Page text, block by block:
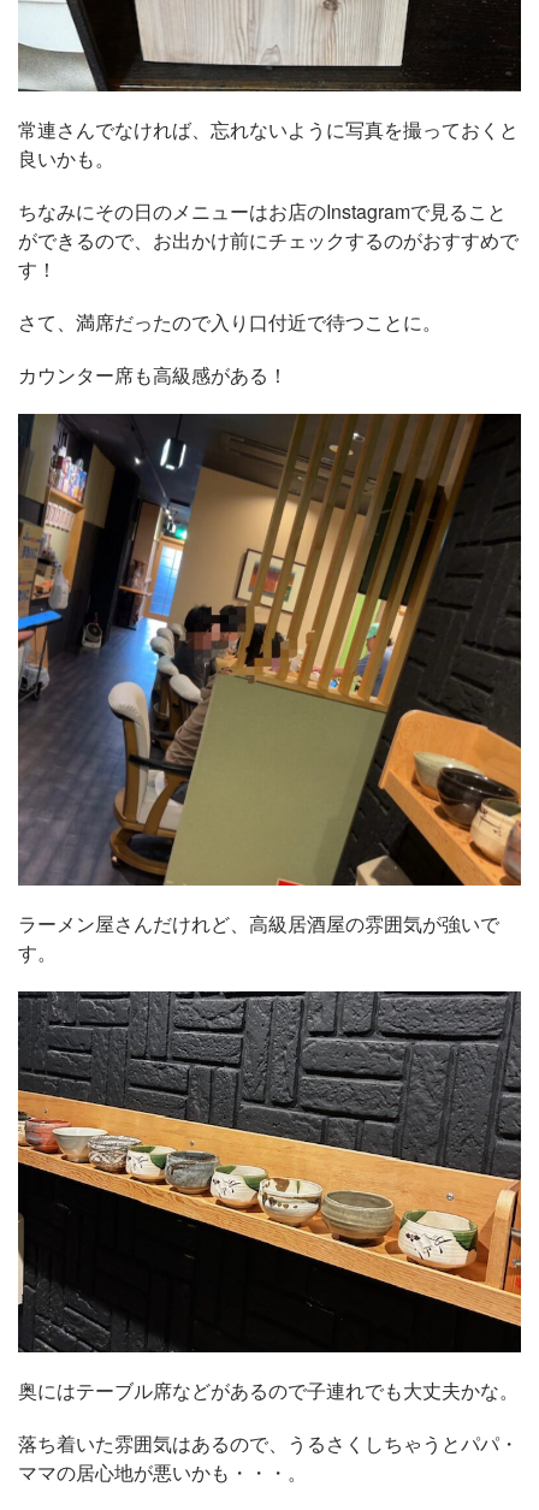
常連さんでなければ、忘れないように写真を撮っておくと
良いかも。
ちなみにその日のメニューはお店のInstagramで見ること
ができるので、お出かけ前にチェックするのがおすすめで
す！
さて、満席だったので入り口付近で待つことに。
カウンター席も高級感がある！
ラーメン屋さんだけれど、高級居酒屋の雰囲気が強いで
す。
奥にはテーブル席などがあるので子連れでも大丈夫かな。
落ち着いた雰囲気はあるので、うるさくしちゃうとパパ・
ママの居心地が悪いかも・・・。